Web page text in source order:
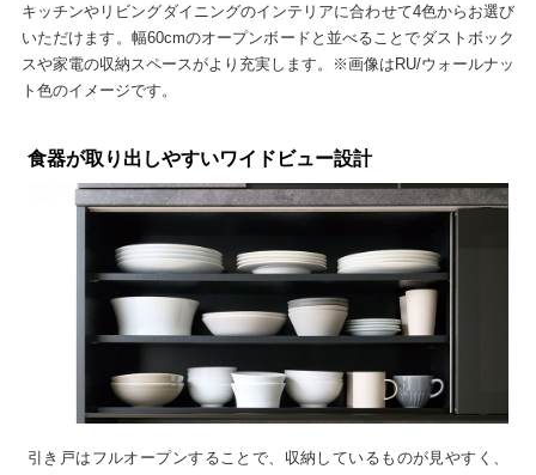
キッチンやリビングダイニングのインテリアに合わせて4色からお選び
いただけます。幅60cmのオープンボードと並べることでダストボック
スや家電の収納スペースがより充実します。※画像はRU/ウォールナッ
ト色のイメージです。
食器が取り出しやすいワイドビュー設計
引き戸はフルオープンすることで、収納しているものが見やすく、